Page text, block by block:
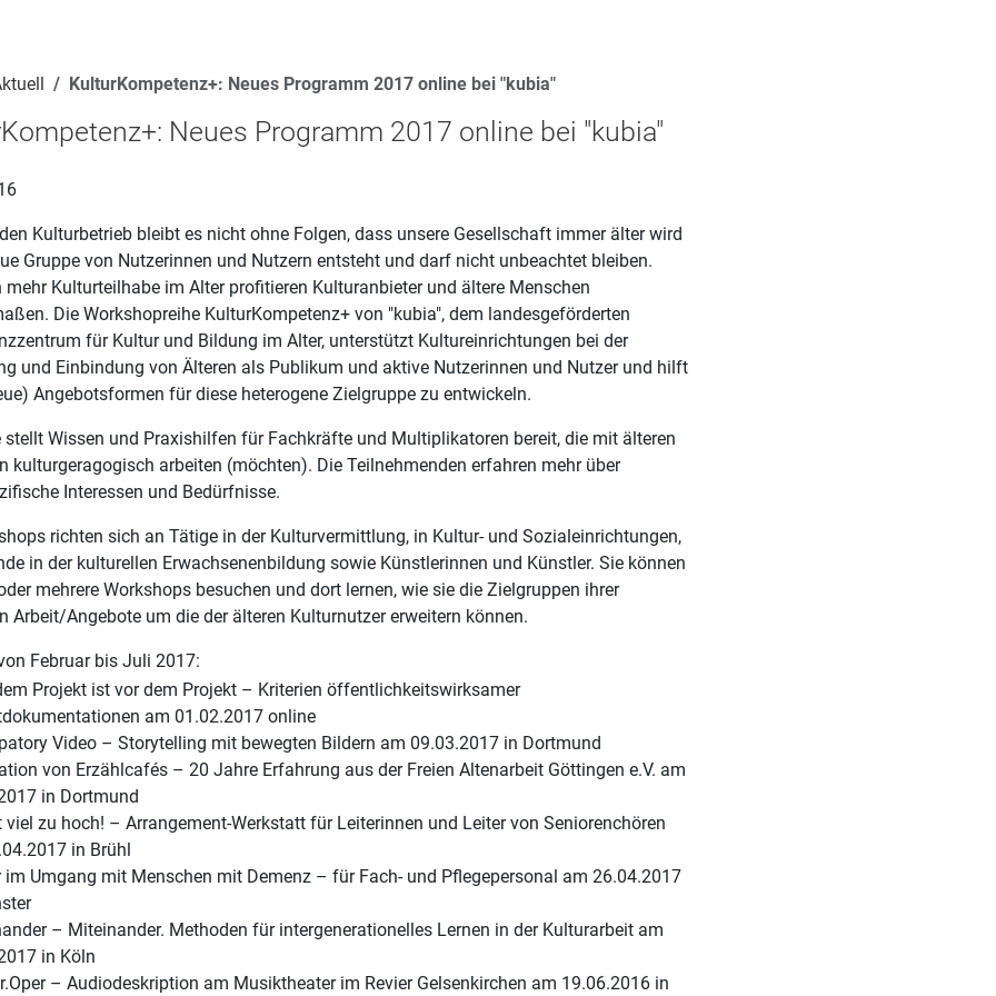
KulturKompetenz+: Neues Programm 2017 online bei "kubia"
Neues Programm 2017 online bei "kubia"
Kulturbetrieb bleibt es nicht ohne Folgen, dass unsere Gesellschaft immer älter wird
Gruppe von Nutzerinnen und Nutzern entsteht und darf nicht unbeachtet bleiben.
mehr Kulturteilhabe im Alter profitieren Kulturanbieter und ältere Menschen
Die Workshopreihe KulturKompetenz+ von "kubia", dem landesgeförderten
für Kultur und Bildung im Alter, unterstützt Kultureinrichtungen bei der
und Einbindung von Älteren als Publikum und aktive Nutzerinnen und Nutzer und hilft
Angebotsformen für diese heterogene Zielgruppe zu entwickeln.
stellt Wissen und Praxishilfen für Fachkräfte und Multiplikatoren bereit, die mit älteren
kulturgeragogisch arbeiten (möchten). Die Teilnehmenden erfahren mehr über
Interessen und Bedürfnisse.
richten sich an Tätige in der Kulturvermittlung, in Kultur- und Sozialeinrichtungen,
in der kulturellen Erwachsenenbildung sowie Künstlerinnen und Künstler. Sie können
mehrere Workshops besuchen und dort lernen, wie sie die Zielgruppen ihrer
Arbeit/Angebote um die der älteren Kulturnutzer erweitern können.
Februar bis Juli 2017:
Projekt ist vor dem Projekt – Kriterien öffentlichkeitswirksamer
am 01.02.2017 online
Video – Storytelling mit bewegten Bildern am 09.03.2017 in Dortmund
von Erzählcafés – 20 Jahre Erfahrung aus der Freien Altenarbeit Göttingen e.V. am
in Dortmund
viel zu hoch! – Arrangement-Werkstatt für Leiterinnen und Leiter von Seniorenchören
in Brühl
im Umgang mit Menschen mit Demenz – für Fach- und Pflegepersonal am 26.04.2017
– Miteinander. Methoden für intergenerationelles Lernen in der Kulturarbeit am
in Köln
– Audiodeskription am Musiktheater im Revier Gelsenkirchen am 19.06.2016 in